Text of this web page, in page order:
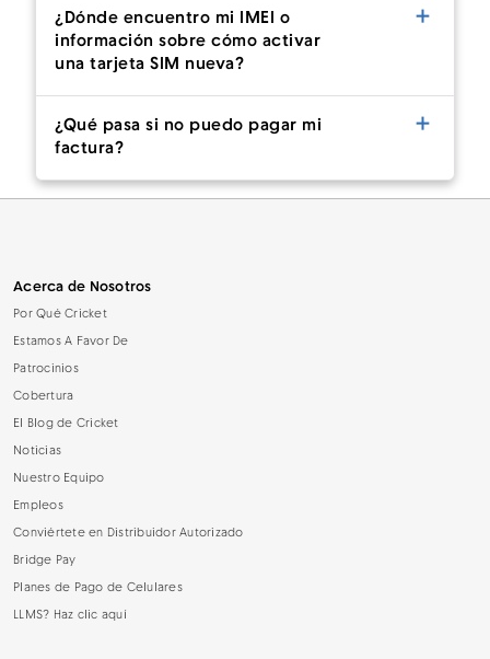
¿Dónde encuentro mi IMEI o
información sobre cómo activar
una tarjeta SIM nueva?
¿Qué pasa si no puedo pagar mi
factura?
Acerca de Nosotros
Por Qué Cricket
Estamos A Favor De
Patrocinios
Cobertura
El Blog de Cricket
Noticias
Nuestro Equipo
Empleos
Conviértete en Distribuidor Autorizado
Bridge Pay
Planes de Pago de Celulares
LLMS? Haz clic aquí